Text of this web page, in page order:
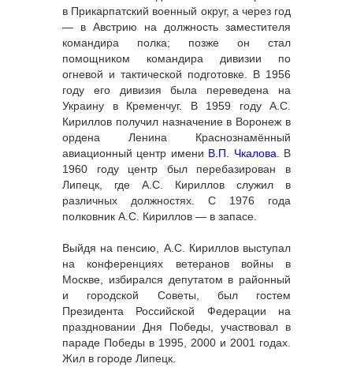
в Прикарпатский военный округ, а через год
— в Австрию на должность заместителя
командира полка; позже он стал
помощником командира дивизии по
огневой и тактической подготовке. В 1956
году его дивизия была переведена на
Украину в Кременчуг. В 1959 году А.С.
Кириллов получил назначение в Воронеж в
ордена Ленина Краснознамённый
авиационный центр имени В.П. Чкалова . В
1960 году центр был перебазирован в
Липецк, где А.С. Кириллов служил в
различных должностях. С 1976 года
полковник А.С. Кириллов — в запасе.
Выйдя на пенсию, А.С. Кириллов выступал
на конференциях ветеранов войны в
Москве, избирался депутатом в районный
и городской Советы, был гостем
Президента Российской Федерации на
праздновании Дня Победы, участвовал в
параде Победы в 1995, 2000 и 2001 годах.
Жил в городе Липецк.